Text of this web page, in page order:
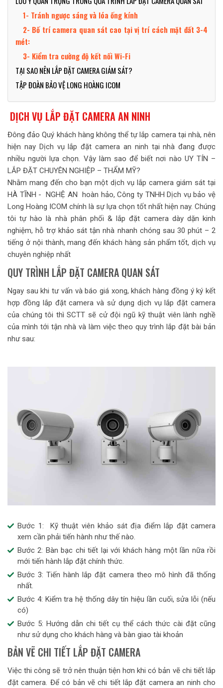
1- Tránh ngược sáng và lóa ống kính
2- Bố trí camera quan sát cao tại vị trí cách mặt đất 3-4
mét:
3- Kiểm tra cường độ kết nối Wi-Fi
TẠI SAO NÊN LẮP ĐẶT CAMERA GIÁM SÁT?
TẬP ĐOÀN BẢO VỆ LONG HOÀNG ICOM
DỊCH VỤ LẮP ĐẶT CAMERA AN NINH
Đông đảo Quý khách hàng không thể tự lắp camera tại nhà, nên
hiện nay Dịch vụ lắp đặt camera an ninh tại nhà đang được
nhiều người lựa chọn. Vậy làm sao để biết nơi nào UY TÍN –
LẮP ĐẶT CHUYÊN NGHIỆP – THẨM MỸ?
Nhằm mang đến cho bạn một dịch vụ lắp camera giám sát tại
HÀ TĨNH - NGHỆ AN hoàn hảo, Công ty TNHH Dịch vụ bảo vệ
Long Hoàng ICOM chính là sự lựa chọn tốt nhất hiện nay. Chúng
tôi tự hào là nhà phân phối & lắp đặt camera dày dặn kinh
nghiệm, hỗ trợ khảo sát tận nhà nhanh chóng sau 30 phút – 2
tiếng ở nội thành, mang đến khách hàng sản phẩm tốt, dịch vụ
chuyên nghiệp nhất
QUY TRÌNH LẮP ĐẶT CAMERA QUAN SÁT
Ngay sau khi tư vấn và báo giá xong, khách hàng đồng ý ký kết
hợp đồng lắp đặt camera và sử dụng dịch vụ lắp đặt camera
của chúng tôi thì SCTT sẽ cử đội ngũ kỹ thuật viên lành nghề
của mình tới tận nhà và làm việc theo quy trình lắp đặt bài bản
như sau:
Bước 1: Kỹ thuật viên khảo sát địa điểm lắp đặt camera
xem cần phải tiến hành như thế nào.
Bước 2: Bàn bạc chi tiết lại với khách hàng một lần nữa rồi
mới tiến hành lắp đặt chính thức.
Bước 3: Tiến hành lắp đặt camera theo mô hình đã thống
nhất.
Bước 4: Kiểm tra hệ thống dây tín hiệu lần cuối, sửa lỗi (nếu
có)
Bước 5: Hướng dẫn chi tiết cụ thể cách thức cài đặt cũng
như sử dụng cho khách hàng và bàn giao tài khoản
BẢN VẼ CHI TIẾT LẮP ĐẶT CAMERA
Việc thi công sẽ trở nên thuận tiện hơn khi có bản vẽ chi tiết lắp
đặt camera. Để có bản vẽ chi tiết lắp đặt camera an ninh cho